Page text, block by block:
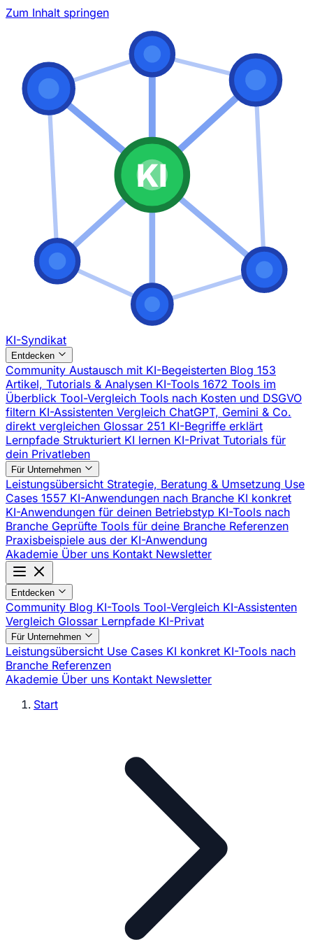
Zum Inhalt springen
KI
KI-Syndikat
Entdecken
Community Austausch mit KI-Begeisterten Blog 153
Artikel, Tutorials & Analysen KI-Tools 1672 Tools im
Überblick Tool-Vergleich Tools nach Kosten und DSGVO
filtern KI-Assistenten Vergleich ChatGPT, Gemini & Co.
direkt vergleichen Glossar 251 KI-Begriffe erklärt
Lernpfade Strukturiert KI lernen KI-Privat Tutorials für
dein Privatleben
Für Unternehmen
Leistungsübersicht Strategie, Beratung & Umsetzung Use
Cases 1557 KI-Anwendungen nach Branche KI konkret
KI-Anwendungen für deinen Betriebstyp KI-Tools nach
Branche Geprüfte Tools für deine Branche Referenzen
Praxisbeispiele aus der KI-Anwendung
Akademie Über uns Kontakt Newsletter
Entdecken
Community Blog KI-Tools Tool-Vergleich KI-Assistenten
Vergleich Glossar Lernpfade KI-Privat
Für Unternehmen
Leistungsübersicht Use Cases KI konkret KI-Tools nach
Branche Referenzen
Akademie Über uns Kontakt Newsletter
Start